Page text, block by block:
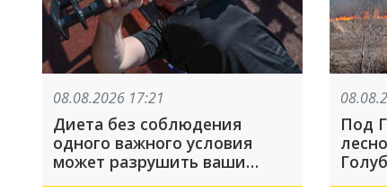
08.08.2026 17:21
Диета без соблюдения
одного важного условия
может разрушить ваши
мышцы. Как сохранить
Под